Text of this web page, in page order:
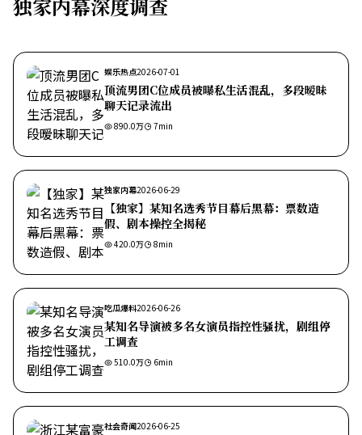
独家内幕深度调查
娱乐热点2026-07-01
顶流男团C位成员被曝私生活混乱，多段暧昧
聊天记录流出
890.0万 7min
独家内幕2026-06-29
【独家】某知名选秀节目幕后黑幕：票数造
假、剧本操控全揭秘
420.0万 8min
吃瓜爆料2026-06-26
某知名导演被多名女演员指控性骚扰，剧组停
工调查
510.0万 6min
社会奇闻2026-06-25